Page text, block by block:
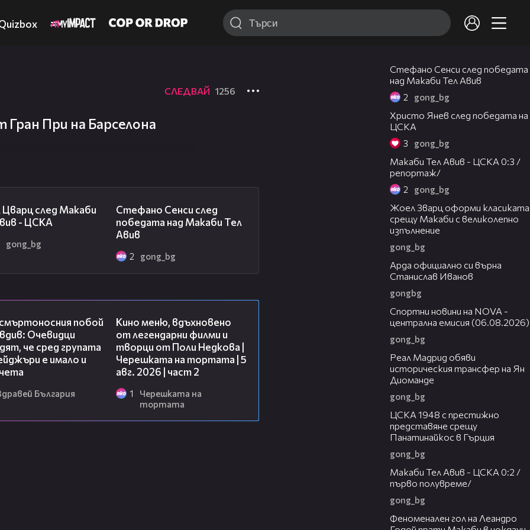
СЛЕДВАЙ 1256
При на Барселона
след Макаби
- ЦСКА
gong_bg
Стефано Сенси след
победата над Макаби Тел
Авив
2 gong_bg
побой
Очевидци
че сред групата
е имало и
България
Кино меню, вдъхновено
от легендарни филми и
творци от Поли Недкова |
Черешката на тортата | 5
авг. 2026 | част 2
1
Черешката на
тортата
Стефано Сенси след победата
над Макаби Тел Авив
2 gong_bg
Христо Янев след победата на
ЦСКА
3 gong_bg
Макаби Тел Авив - ЦСКА 0:3 /
репортаж/
2 gong_bg
Жоел Зварц оформи класиката
срещу Макаби с великолепно
изпълнение
gong_bg
Арда официално си върна
Станислав Иванов
gongbg
Спортни новини на NOVA -
централна емисия (06.08.2026)
gong_bg
Реал Мадрид обяви
историческия трансфер на Ян
Диоманде
gong_bg
ЦСКА 1948 с престижно
представяне срещу
Панатинайкос в Гърция
gong_bg
Макаби Тел Авив - ЦСКА 0:2 /
първо полувреме/
gong_bg
Феноменален гол на Леандро